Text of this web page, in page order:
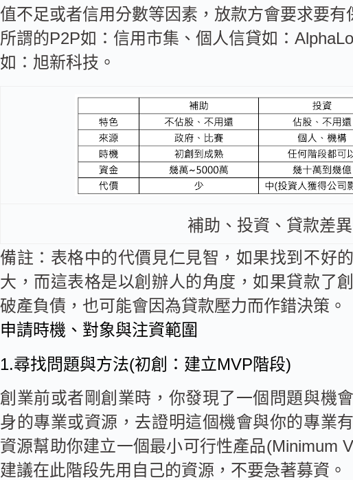
值不足或者信用分數等因素，放款方會要求要
所謂的P2P如： 信用市集 、個人信貸如：
如： 旭新科技 。
補助、投資、貸款差
備註：表格中的代價見仁見智，如果找到不好
大，而這表格是以創辦人的角度，如果貸款了
破產負債，也可能會因為貸款壓力而作錯決策。
申請時機、對象與注資範圍
1.尋找問題與方法(初創：建立MVP階段)
創業前或者剛創業時，你發現了一個問題與機
身的專業或資源，去證明這個機會與你的專業
資源幫助你建立一個最小可行性產品(Minimum
建議在此階段先用自己的資源，不要急著募資。